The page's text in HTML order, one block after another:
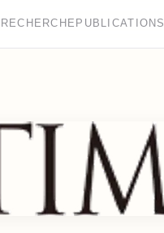
RECHERCHE PUBLICATIONS